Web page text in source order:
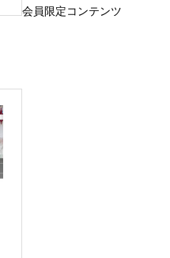
会員限定コンテンツ